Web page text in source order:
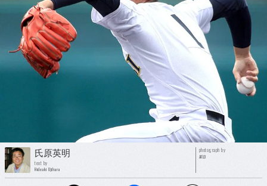
氏原英明
text by
Hideaki Ujihara
photograph by
AFLO